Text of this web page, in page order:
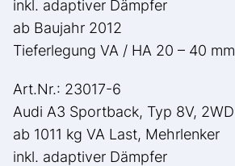
inkl. adaptiver Dämpfer
ab Baujahr 2012
Tieferlegung VA / HA 20 – 40 mm
Art.Nr.: 23017-6
Audi A3 Sportback, Typ 8V, 2WD
ab 1011 kg VA Last, Mehrlenker
inkl. adaptiver Dämpfer